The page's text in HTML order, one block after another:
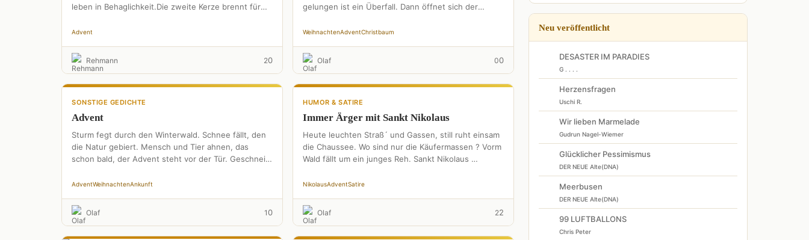
leben in Behaglichkeit.Die zweite Kerze brennt für
Advent
Rehmann 20
gelungen ist ein Überfall. Dann öffnet sich der
WeihnachtenAdventChristbaum
Olaf 00
SONSTIGE GEDICHTE
Advent
Sturm fegt durch den Winterwald. Schnee fällt, den
die Natur gebiert. Mensch und Tier ahnen, das
schon bald, der Advent steht vor der Tür. Geschneit
AdventWeihnachtenAnkunft
Olaf 10
HUMOR & SATIRE
Immer Ärger mit Sankt Nikolaus
Heute leuchten Straß´ und Gassen, still ruht einsam
die Chaussee. Wo sind nur die Käufermassen ? Vorm
Wald fällt um ein junges Reh. Sankt Nikolaus …
NikolausAdventSatire
Olaf 22
Neu veröffentlicht
DESASTER IM PARADIES
G . . . .
Herzensfragen
Uschi R.
Wir lieben Marmelade
Gudrun Nagel-Wiemer
Glücklicher Pessimismus
DER NEUE Alte(DNA)
Meerbusen
DER NEUE Alte(DNA)
99 LUFTBALLONS
Chris Peter